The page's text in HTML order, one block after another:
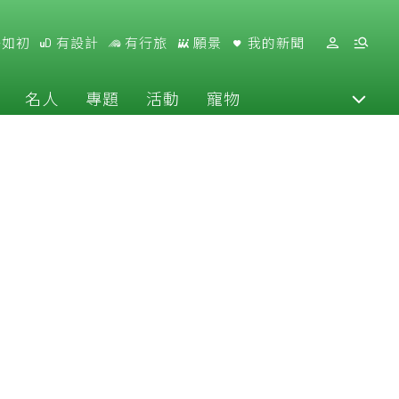
初 有設計 有行旅 願景 我的新聞
名人 專題 活動 寵物